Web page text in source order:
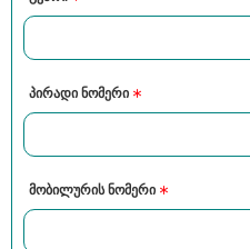
პირადი ნომერი
მობილურის ნომერი